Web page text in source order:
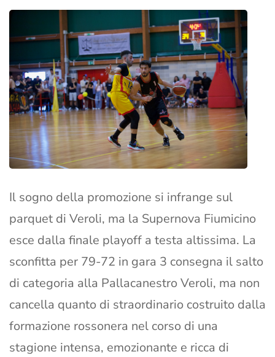
Il sogno della promozione si infrange sul
parquet di Veroli, ma la Supernova Fiumicino
esce dalla finale playoff a testa altissima. La
sconfitta per 79-72 in gara 3 consegna il salto
di categoria alla Pallacanestro Veroli, ma non
cancella quanto di straordinario costruito dalla
formazione rossonera nel corso di una
stagione intensa, emozionante e ricca di